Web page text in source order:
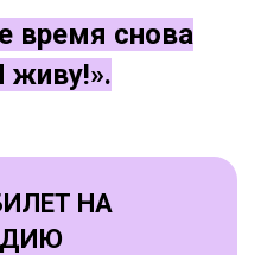
время снова
живу!».
НА